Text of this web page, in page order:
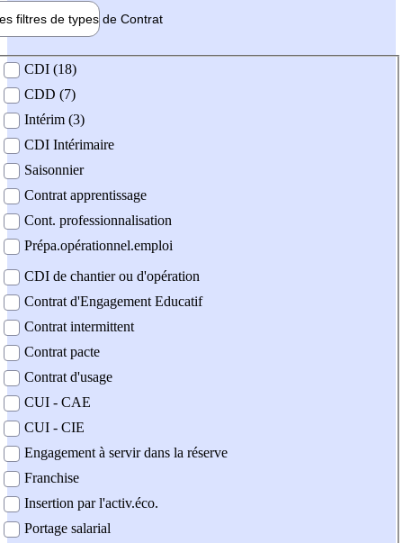
filtres de types de Contrat
contrat
CDI (18)
CDD (7)
Intérim (3)
CDI Intérimaire
Saisonnier
Contrat apprentissage
Cont. professionnalisation
Prépa.opérationnel.emploi
CDI de chantier ou d'opération
Contrat d'Engagement Educatif
Contrat intermittent
Contrat pacte
Contrat d'usage
CUI - CAE
CUI - CIE
Engagement à servir dans la réserve
Franchise
Insertion par l'activ.éco.
Portage salarial